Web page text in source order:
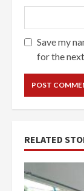
Save my
for the
RELATED